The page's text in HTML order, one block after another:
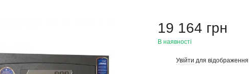
19 164 грн
В наявності
Увійти для